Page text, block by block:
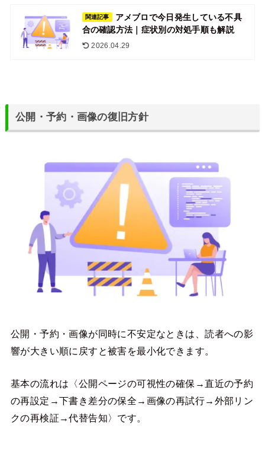
関連記事
アメブロで今日発生している不具
合の確認方法｜症状別の対処手順も解説
2026.04.29
公開・予約・画像の復旧方針
公開・予約・画像が同時に不安定なときは、読者への影
響が大きい順に戻すと被害を最小化できます。
基本の流れは〈公開ページの可視性の確保→直近の予約
の再設定→下書き差分の保全→画像の再試行→外部リン
クの再検証→代替告知〉です。